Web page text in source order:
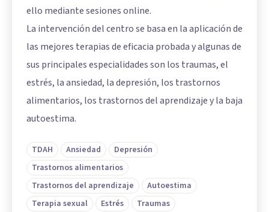
ello mediante sesiones online.
La intervención del centro se basa en la aplicación de
las mejores terapias de eficacia probada y algunas de
sus principales especialidades son los traumas, el
estrés, la ansiedad, la depresión, los trastornos
alimentarios, los trastornos del aprendizaje y la baja
autoestima.
TDAH Ansiedad
Depresión
Trastornos alimentarios
Trastornos del aprendizaje
Autoestima
Terapia sexual
Estrés
Traumas